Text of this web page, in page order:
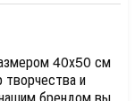
40х50 см
и
брендом вы